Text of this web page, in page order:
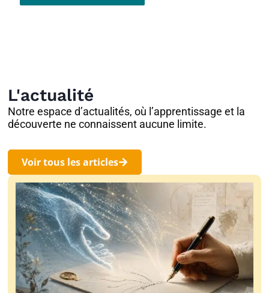
L'actualité
Notre espace d’actualités, où l’apprentissage et la
découverte ne connaissent aucune limite.
Voir tous les articles